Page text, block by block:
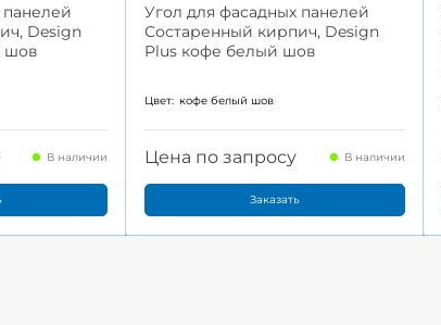
Design
шов
В наличии
Угол для фасадных панелей
Состаренный кирпич, Design
Plus кофе белый шов
Цвет: кофе белый шов
Цена по запросу В наличии
Заказать